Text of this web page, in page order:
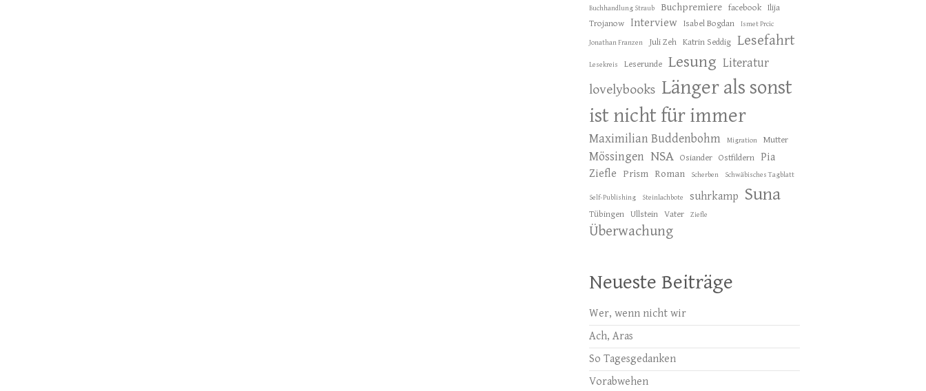
Buchhandlung Straub
Buchpremiere facebook
Ilija
Trojanow
Interview Isabel Bogdan Ismet Prcic
Jonathan Franzen Juli Zeh Katrin Seddig Lesefahrt
Lesekreis Leserunde Lesung Literatur
lovelybooks Länger als sonst
ist nicht für immer
Maximilian Buddenbohm Migration Mutter
Mössingen NSA Osiander Ostfildern
Pia
Ziefle
Prism Roman Scherben Schwäbisches Tagblatt
Self-Publishing Steinlachbote suhrkamp Suna
Tübingen Ullstein Vater Ziefle
Überwachung
Neueste Beiträge
Wer, wenn nicht wir
Ach, Aras
So Tagesgedanken
Vorabwehen